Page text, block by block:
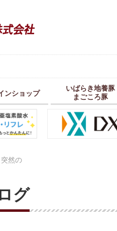
ンショップ
いばらき地養豚
まごころ豚
突然の
グ